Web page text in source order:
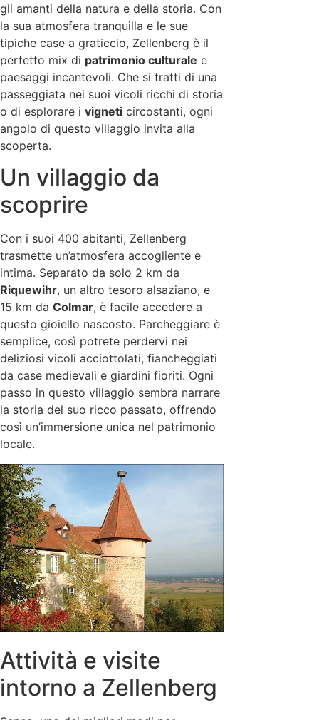
gli amanti della natura e della storia. Con
la sua atmosfera tranquilla e le sue
tipiche case a graticcio, Zellenberg è il
perfetto mix di patrimonio culturale e
paesaggi incantevoli. Che si tratti di una
passeggiata nei suoi vicoli ricchi di storia
o di esplorare i vigneti circostanti, ogni
angolo di questo villaggio invita alla
scoperta.
Un villaggio da
scoprire
Con i suoi 400 abitanti, Zellenberg
trasmette un’atmosfera accogliente e
intima. Separato da solo 2 km da
Riquewihr, un altro tesoro alsaziano, e
15 km da Colmar, è facile accedere a
questo gioiello nascosto. Parcheggiare è
semplice, così potrete perdervi nei
deliziosi vicoli acciottolati, fiancheggiati
da case medievali e giardini fioriti. Ogni
passo in questo villaggio sembra narrare
la storia del suo ricco passato, offrendo
così un’immersione unica nel patrimonio
locale.
Attività e visite
intorno a Zellenberg